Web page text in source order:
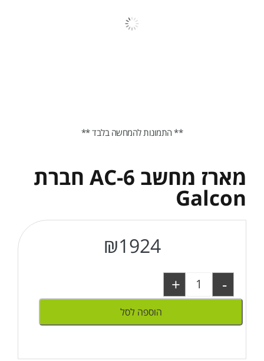
מארז מחשב AC-6 חברת
Galcon
₪1924
-
+
הוספה לסל
** התמונות להמחשה בלבד **